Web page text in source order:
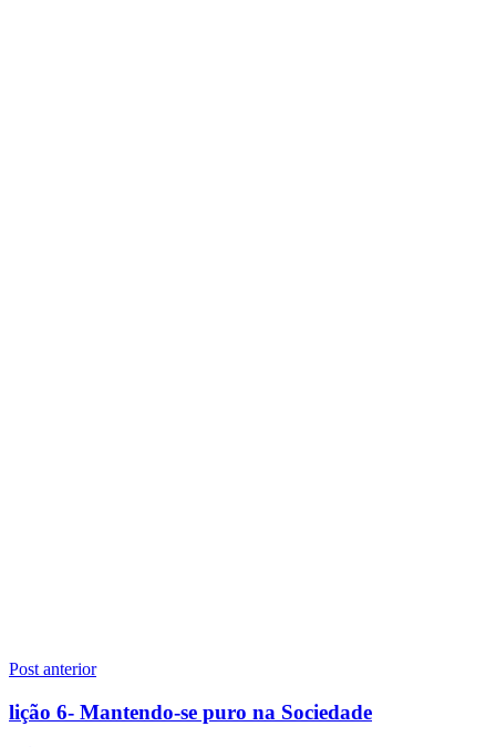
Navegação
de
Post
Post anterior
lição 6- Mantendo-se puro na Sociedade